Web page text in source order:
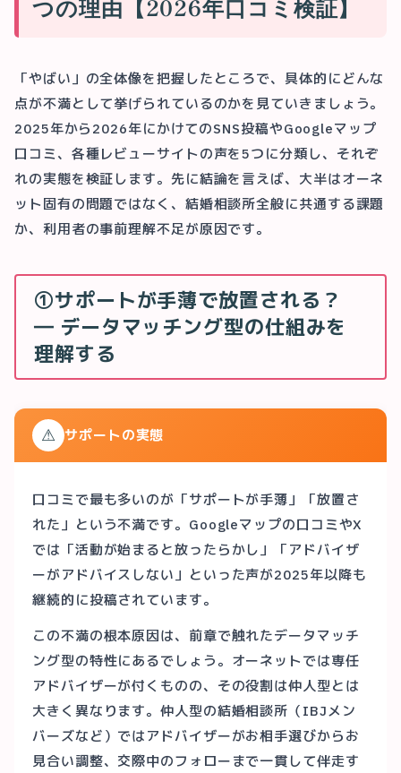
つの理由【2026年口コミ検証】
「やばい」の全体像を把握したところで、具体的にどんな
点が不満として挙げられているのかを見ていきましょう。
2025年から2026年にかけてのSNS投稿やGoogleマップ
口コミ、各種レビューサイトの声を5つに分類し、それぞ
れの実態を検証します。先に結論を言えば、大半はオーネ
ット固有の問題ではなく、結婚相談所全般に共通する課題
か、利用者の事前理解不足が原因です。
①サポートが手薄で放置される？
― データマッチング型の仕組みを
理解する
⚠ サポートの実態
口コミで最も多いのが「サポートが手薄」「放置さ
れた」という不満です。Googleマップの口コミやX
では「活動が始まると放ったらかし」「アドバイザ
ーがアドバイスしない」といった声が2025年以降も
継続的に投稿されています。
この不満の根本原因は、前章で触れたデータマッチ
ング型の特性にあるでしょう。オーネットでは専任
アドバイザーが付くものの、その役割は仲人型とは
大きく異なります。仲人型の結婚相談所（IBJメン
バーズなど）ではアドバイザーがお相手選びからお
見合い調整、交際中のフォローまで一貫して伴走す